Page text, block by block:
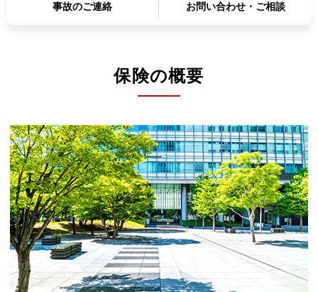
事故のご連絡 お問い合わせ・ご相談
保険の概要